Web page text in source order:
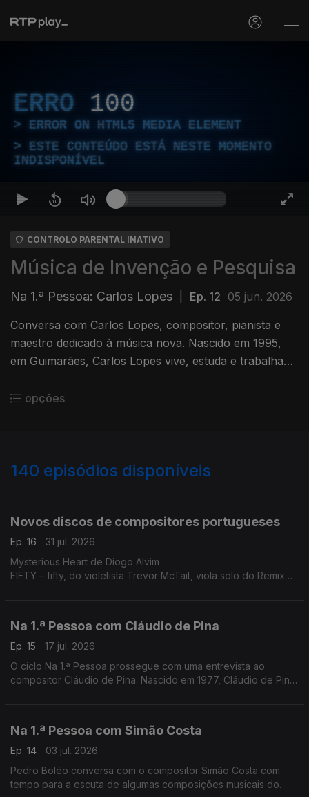
ERRO 100
ERROR ON HTML5 MEDIA ELEMENT
ESTE CONTEÚDO ESTÁ NESTE MOMENTO
INDISPONÍVEL
CONTROLO PARENTAL INATIVO
Música de Invenção e Pesquisa
Na 1.ª Pessoa: Carlos Lopes Ep. 12 05 jun. 2026
Conversa com Carlos Lopes, compositor, pianista e
maestro dedicado à música nova. Nascido em 1995,
em Guimarães, Carlos Lopes vive, estuda e trabalha
opções
140 episódios disponíveis
Novos discos de compositores portugueses
Ep. 16
31 jul. 2026
Mysterious Heart de Diogo Alvim
FIFTY – fifty, do violetista Trevor McTait, viola solo do Remix
Na 1.ª Pessoa com Cláudio de Pina
Ep. 15
17 jul. 2026
O ciclo Na 1.ª Pessoa prossegue com uma entrevista ao
compositor Cláudio de Pina. Nascido em 1977, Cláudio de Pina
Na 1.ª Pessoa com Simão Costa
Ep. 14
03 jul. 2026
Pedro Boléo conversa com o compositor Simão Costa com
tempo para a escuta de algumas composições musicais do